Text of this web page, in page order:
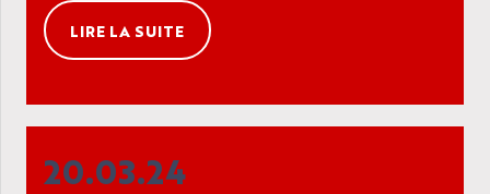
LIRE LA SUITE
20.03.24